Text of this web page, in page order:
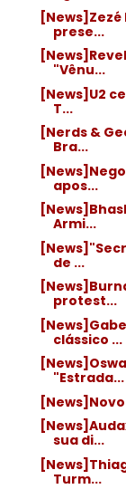
prese...
"Vênu...
[News]U2
T...
[Nerds &
Bra...
apos...
Armi...
de ...
protest...
clássico ...
"Estrada...
sua di...
Turm...